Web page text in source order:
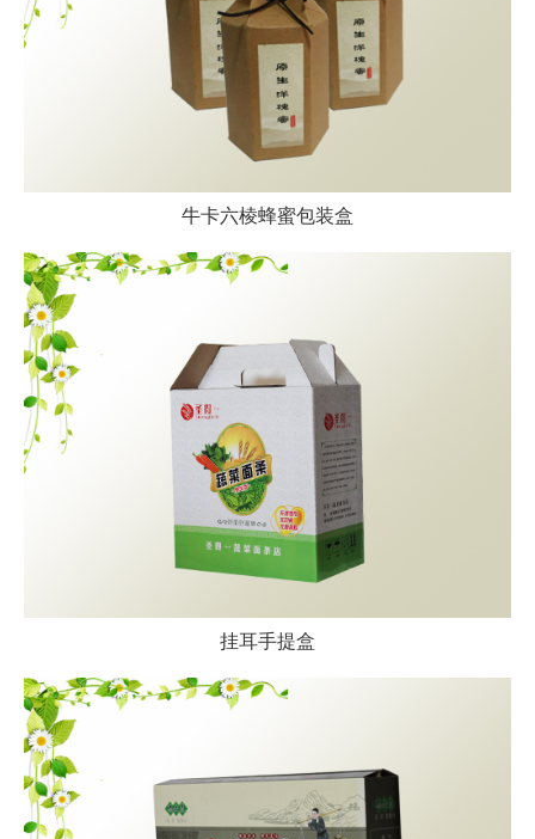
牛卡六棱蜂蜜包装盒
挂耳手提盒